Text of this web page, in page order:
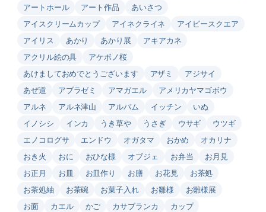
アートホール
アート作品
あいさつ
アイスクリームカップ
アイネクライネ
アイビースクエア
アイリス
あかり あかり展
アキアカネ
アクリル絵の具
アケボノ桜
あけましておめでとうございます
アザミ
アジサイ
あぜ道
アブラゼミ アマガエル
アメリカヤマゴボウ
アルネ
アルネ津山 アルバム イッチン
いぬ
イノシシ
インカ うき草や うさぎ ウサギ
ウツギ
エノコログサ
エンドウ オガタマ おかめ
オカリナ
おき火
おに おひな様 オブジェ お弁当
お月見
お正月
お皿 お皿作り お膳 お花見
お茶処
お茶処紬
お茶碗 お菓子入れ お雛様
お雛様展
お面
カエル かご カサブランカ カップ